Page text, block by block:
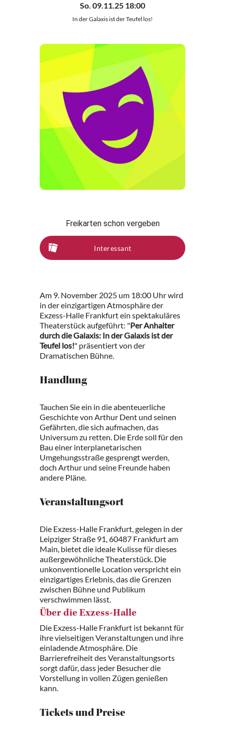
So. 09.11.25 18:00
In der Galaxis ist der Teufel los!
Freikarten schon vergeben
Interessant
Am 9. November 2025 um 18:00 Uhr wird
in der einzigartigen Atmosphäre der
Exzess-Halle Frankfurt ein spektakuläres
Theaterstück aufgeführt: "Per Anhalter
durch die Galaxis: In der Galaxis ist der
Teufel los!" präsentiert von der
Dramatischen Bühne.
Handlung
Tauchen Sie ein in die abenteuerliche
Geschichte von Arthur Dent und seinen
Gefährten, die sich aufmachen, das
Universum zu retten. Die Erde soll für den
Bau einer interplanetarischen
Umgehungsstraße gesprengt werden,
doch Arthur und seine Freunde haben
andere Pläne.
Veranstaltungsort
Die Exzess-Halle Frankfurt, gelegen in der
Leipziger Straße 91, 60487 Frankfurt am
Main, bietet die ideale Kulisse für dieses
außergewöhnliche Theaterstück. Die
unkonventionelle Location verspricht ein
einzigartiges Erlebnis, das die Grenzen
zwischen Bühne und Publikum
verschwimmen lässt.
Über die Exzess-Halle
Die Exzess-Halle Frankfurt ist bekannt für
ihre vielseitigen Veranstaltungen und ihre
einladende Atmosphäre. Die
Barrierefreiheit des Veranstaltungsorts
sorgt dafür, dass jeder Besucher die
Vorstellung in vollen Zügen genießen
kann.
Tickets und Preise